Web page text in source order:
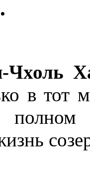
Чхоль
в тот